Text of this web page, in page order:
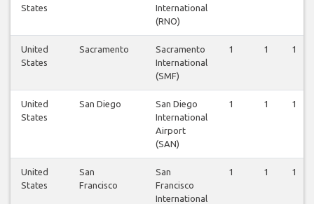
States
International
(RNO)
United
States
Sacramento
Sacramento
International
(SMF)
1 1 1
United
States
San Diego
San Diego
International
Airport
(SAN)
1 1 1
United
States
San
Francisco
San
Francisco
International
1 1 1